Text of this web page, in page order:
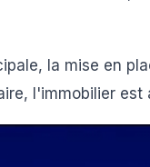
la mise en
l'immobilier est